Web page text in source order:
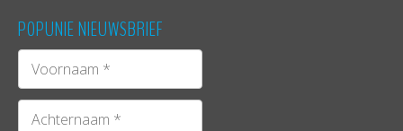
POPUNIE NIEUWSBRIEF